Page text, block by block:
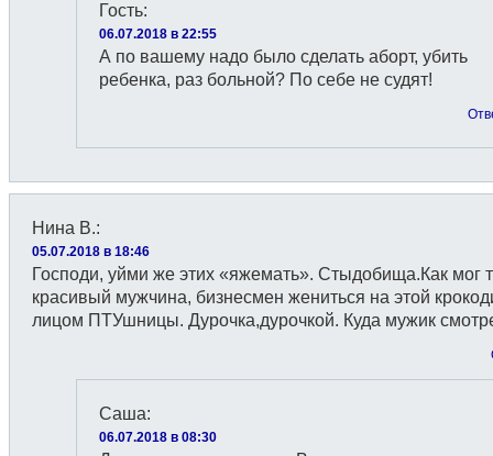
Гость:
06.07.2018 в 22:55
А по вашему надо было сделать аборт, убить
ребенка, раз больной? По себе не судят!
Нина В.:
05.07.2018 в 18:46
Господи, уйми же этих «яжемать». Стыдобища.Как мог
красивый мужчина, бизнесмен жениться на этой
лицом ПТУшницы. Дурочка,дурочкой. Куда мужик
Саша:
06.07.2018 в 08:30